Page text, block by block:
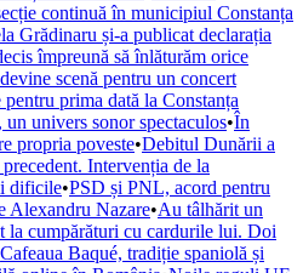
continuă în municipiul Constanța
Grădinaru și-a publicat declarația
împreună să înlăturăm orice
scenă pentru un concert
prima dată la Constanța
univers sonor spectaculos•În
propria poveste•Debitul Dunării a
Intervenția de la
dificile•PSD și PNL, acord pentru
Alexandru Nazare•Au tâlhărit un
la cumpărături cu cardurile lui. Doi
Cafeaua Baqué, tradiție spaniolă și